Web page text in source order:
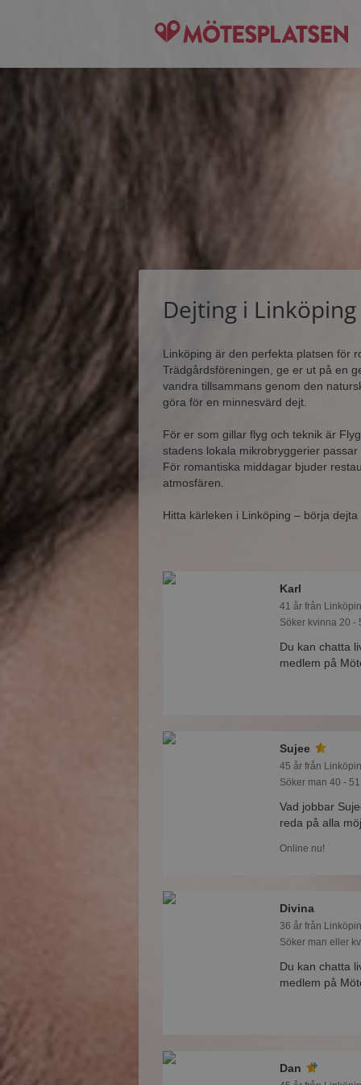
Dejting i Linköping
Linköping är den perfekta platsen för
Trädgårdsföreningen, ge er ut på en
vandra tillsammans genom den
göra för en minnesvärd dejt.
För er som gillar flyg och teknik är
stadens lokala mikrobryggerier
För romantiska middagar bjuder
atmosfären.
Hitta kärleken i Linköping – börja
Karl
41 år från
Söker kvinna 20 -
Du kan chatta
medlem på
Sujee
45 år från
Söker man 40 -
Vad jobbar
reda på alla
Online nu!
Divina
36 år från
Söker man eller
Du kan chatta
medlem på
Dan